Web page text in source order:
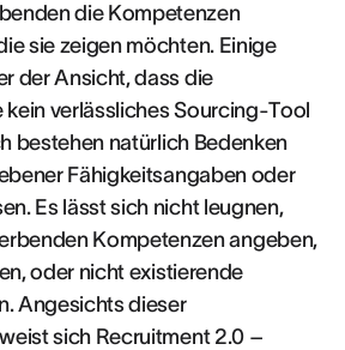
die Kompetenzen
sie zeigen möchten. Einige
der Ansicht, dass die
kein verlässliches Sourcing-Tool
bestehen natürlich Bedenken
Fähigkeitsangaben oder
Es lässt sich nicht leugnen,
Kompetenzen angeben,
oder nicht existierende
Angesichts dieser
sich Recruitment 2.0 –